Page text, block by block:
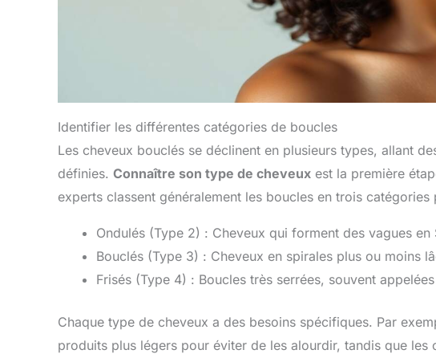
Identifier les différentes catégories de boucles
Les cheveux bouclés se déclinent en plusieurs types, allant
définies. Connaître son type de cheveux est la première
experts classent généralement les boucles en trois catégories
Ondulés (Type 2) : Cheveux qui forment des vagues en
Bouclés (Type 3) : Cheveux en spirales plus ou moins
Frisés (Type 4) : Boucles très serrées, souvent
Chaque type de cheveux a des besoins spécifiques. Par
produits plus légers pour éviter de les alourdir, tandis que les